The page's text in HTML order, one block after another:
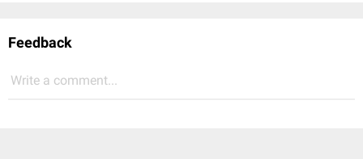
Feedback
Write a comment...